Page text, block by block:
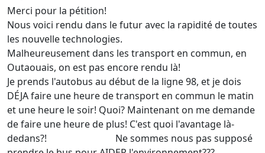
Merci pour la pétition!
Nous voici rendu dans le futur avec la rapidité de toutes
les nouvelle technologies.
Malheureusement dans les transport en commun, en
Outaouais, on est pas encore rendu là!
Je prends l'autobus au début de la ligne 98, et je dois
DÉJA faire une heure de transport en commun le matin
et une heure le soir! Quoi? Maintenant on me demande
de faire une heure de plus! C'est quoi l'avantage là-
dedans?! Ne sommes nous pas supposé